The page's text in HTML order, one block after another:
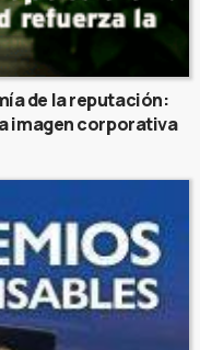
de la reputación:
imagen corporativa